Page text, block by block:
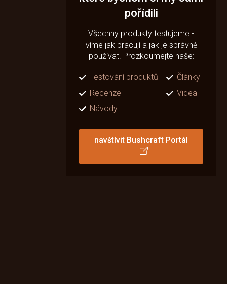
pořídili
Všechny produkty testujeme -
víme jak pracují a jak je správně
používat. Prozkoumejte naše:
Testování produktů
Články
Recenze
Videa
Návody
navštívit Bushcraft Portál